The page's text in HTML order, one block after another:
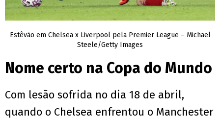
Estêvão em Chelsea x Liverpool pela Premier League – Michael
Steele/Getty Images
Nome certo na Copa do Mundo
Com lesão sofrida no dia 18 de abril,
quando o Chelsea enfrentou o Manchester